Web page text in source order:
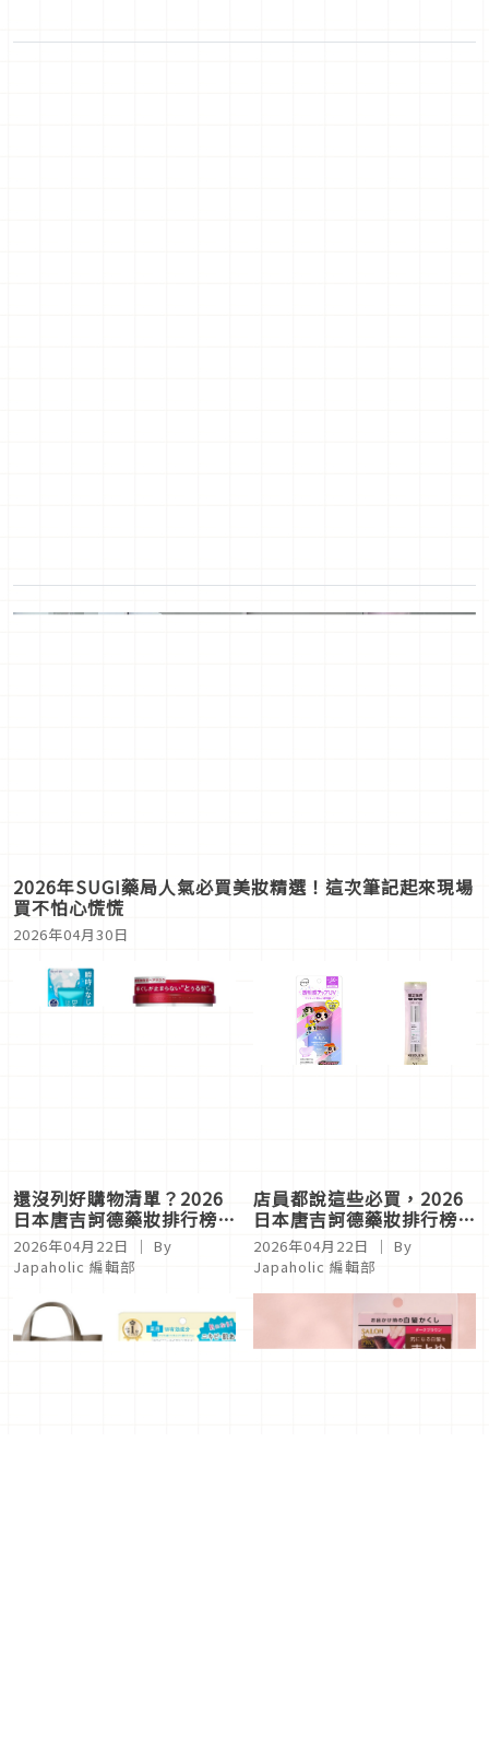
2026年SUGI藥局人氣必買美妝精選！這次筆記起來現場
買不怕心慌慌
2026年04月30日
還沒列好購物清單？2026
日本唐吉訶德藥妝排行榜出
爐！日旅必買 X 自有品牌
商品一次看
2026年04月22日
｜ By
Japaholic 編輯部
店員都說這些必買，2026
日本唐吉訶德藥妝排行榜出
爐！限定聯名 X 店員熱推
好物一次看
2026年04月22日
｜ By
Japaholic 編輯部